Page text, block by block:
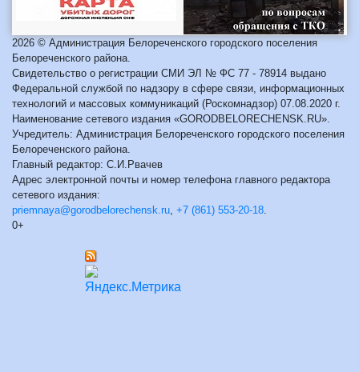
2026 © Администрация Белореченского городского поселения
Белореченского района.
Свидетельство о регистрации СМИ ЭЛ № ФС 77 - 78914 выдано
Федеральной службой по надзору в сфере связи, информационных
технологий и массовых коммуникаций (Роскомнадзор) 07.08.2020 г.
Наименование сетевого издания «GORODBELORECHENSK.RU».
Учредитель: Администрация Белореченского городского поселения
Белореченского района.
Главный редактор: С.И.Рвачев
Адрес электронной почты и номер телефона главного редактора
сетевого издания:
priemnaya@gorodbelorechensk.ru +7 (861) 553-20-18
0+